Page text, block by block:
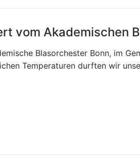
vom Akademischen
Blasorchester Bonn, im
Temperaturen durften wir